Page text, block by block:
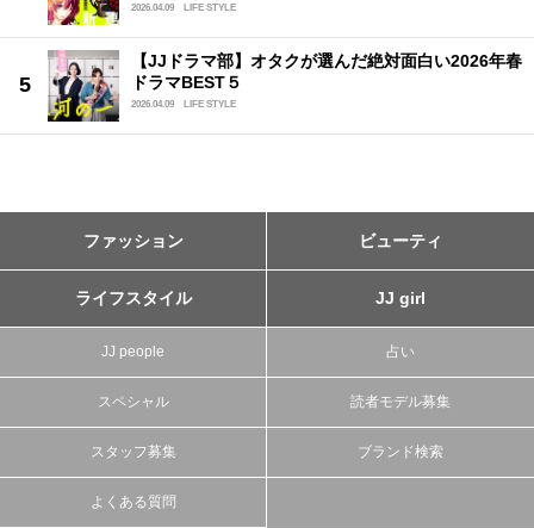
2026.04.09 LIFE STYLE
【JJドラマ部】オタクが選んだ絶対面白い2026年春
ドラマBEST５
2026.04.09 LIFE STYLE
ファッション ビューティ
ライフスタイル JJ girl
JJ people 占い
スペシャル 読者モデル募集
スタッフ募集 ブランド検索
よくある質問